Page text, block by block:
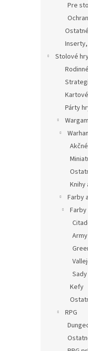
Pre
Ostatné
Stolové
Rodinné
Párty
Knihy
Farby
Kefy
RPG